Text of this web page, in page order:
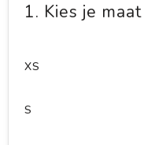
1. Kies je maat
XS
S